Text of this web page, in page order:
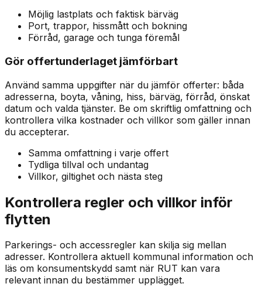
Möjlig lastplats och faktisk bärväg
Port, trappor, hissmått och bokning
Förråd, garage och tunga föremål
Gör offertunderlaget jämförbart
Använd samma uppgifter när du jämför offerter: båda
adresserna, boyta, våning, hiss, bärväg, förråd, önskat
datum och valda tjänster. Be om skriftlig omfattning och
kontrollera vilka kostnader och villkor som gäller innan
du accepterar.
Samma omfattning i varje offert
Tydliga tillval och undantag
Villkor, giltighet och nästa steg
Kontrollera regler och villkor inför
flytten
Parkerings- och accessregler kan skilja sig mellan
adresser. Kontrollera aktuell kommunal information och
läs om konsumentskydd samt när RUT kan vara
relevant innan du bestämmer upplägget.